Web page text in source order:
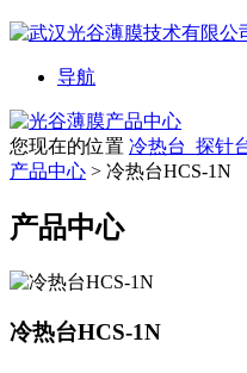
导航
您现在的位置 冷热台_探针
产品中心 > 冷热台HCS-1N
产品中心
冷热台HCS-1N